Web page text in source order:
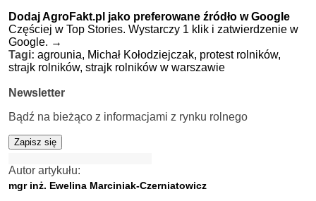
Dodaj AgroFakt.pl jako preferowane źródło w Google
Częściej w Top Stories. Wystarczy 1 klik i zatwierdzenie w
Google. →
Tagi: agrounia, Michał Kołodziejczak, protest rolników,
strajk rolników, strajk rolników w warszawie
Newsletter
Bądź na bieżąco z informacjami z rynku rolnego
Zapisz się
Autor artykułu:
mgr inż. Ewelina Marciniak-Czerniatowicz